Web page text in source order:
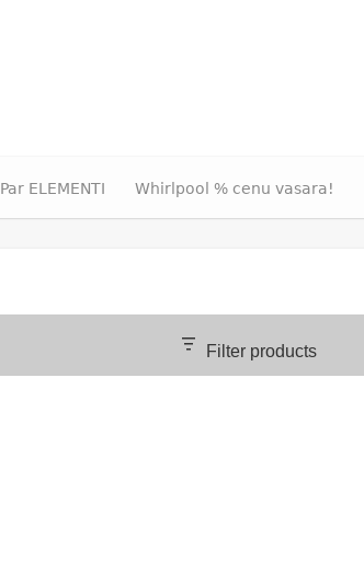
Par ELEMENTI Whirlpool % cenu vasara!
Filter products